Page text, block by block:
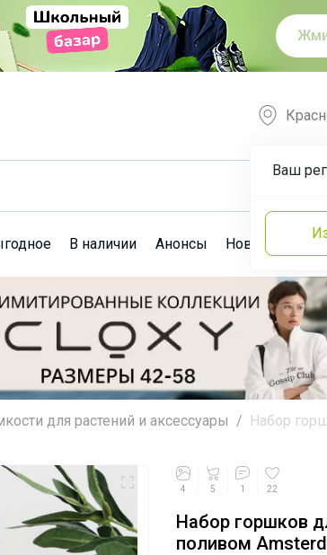
Ваш
В наличии Анонсы Новости
для растений и аксессуары Набор
4 5 1 22
Набор горшков
поливом